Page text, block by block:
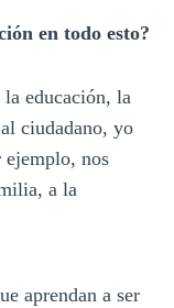
en todo esto?
educación, la
ciudadano, yo
ejemplo, nos
a la
aprendan a ser